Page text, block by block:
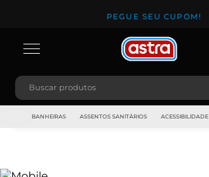
PEGUE SEU CUPOM!
BANHEIRAS ASSENTOS SANITÁRIOS ACESSIBILIDADE